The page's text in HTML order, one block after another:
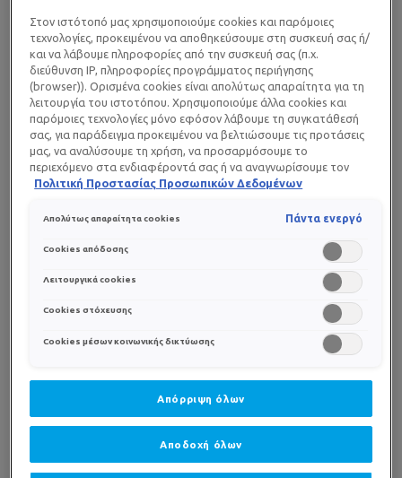
Με κλινικά αποδεδειγμένη σμηγματορρυθμιστική
δράση, για πρόληψη της γυαλάδας
ΕΦΑΡΜΟΓΗ
Στον ιστότοπό μας χρησιμοποιούμε cookies και παρόμοιες
τεχνολογίες, προκειμένου να αποθηκεύσουμε στη συσκευή σας ή/
και να λάβουμε πληροφορίες από την συσκευή σας (π.χ.
διεύθυνση IP, πληροφορίες προγράμματος περιήγησης
(browser)). Ορισμένα cookies είναι απολύτως απαραίτητα για τη
λειτουργία του ιστοτόπου. Χρησιμοποιούμε άλλα cookies και
παρόμοιες τεχνολογίες μόνο εφόσον λάβουμε τη συγκατάθεσή
σας, για παράδειγμα προκειμένου να βελτιώσουμε τις προτάσεις
μας, να αναλύσουμε τη χρήση, να προσαρμόσουμε το
περιεχόμενο στα ενδιαφέροντά σας ή να αναγνωρίσουμε τον
browser/ τη συσκευή σας για τη δημιουργία προφίλ με τα
περιεχόμενο σε άλλες διαδικτυακές προτάσεις. Μπορείτε να
όλων»), να τα απορρίψετε («Απόρριψη όλων») ή να ρυθμίσετε και
να αποθηκεύσετε τις επιλογές σας («Αποθήκευση επιλογών»).
Μπορείτε επίσης, ανά πάσα στιγμή, να ελέγξετε και να ρυθμίσετε
εκ νέου τις επιλογές σας (επιλέγοντας το link «Ρυθμίσεις για τα
cookies»). Περισσότερες πληροφορίες μπορείτε να βρείτε στην
Πολιτική Προστασίας Προσωπικών Δεδομένων
Απολύτως απαραίτητα cookies Πάντα ενεργό
Cookies απόδοσης
Λειτουργικά cookies
Cookies στόχευσης
Cookies μέσων κοινωνικής δικτύωσης
Απόρριψη όλων
Αποδοχή όλων